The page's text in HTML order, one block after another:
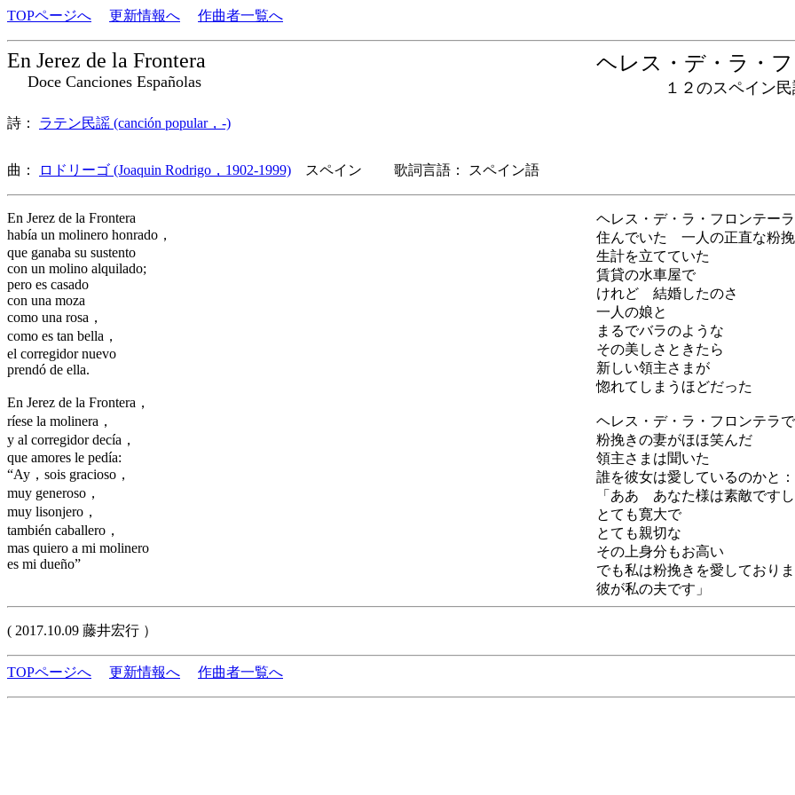
TOPページへ 更新情報へ 作曲者一覧へ
En Jerez de la Frontera
Doce Canciones Españolas
ヘレス・デ・ラ・
１２のスペイン民
詩： ラテン民謡 (canción popular，-)
曲： ロドリーゴ (Joaquin Rodrigo，1902-1999) スペイン 歌詞言語： スペイン語
En Jerez de la Frontera
había un molinero honrado，
que ganaba su sustento
con un molino alquilado;
pero es casado
con una moza
como una rosa，
como es tan bella，
el corregidor nuevo
prendó de ella.
En Jerez de la Frontera，
ríese la molinera，
y al corregidor decía，
que amores le pedía:
“Ay，sois gracioso，
muy generoso，
muy lisonjero，
también caballero，
mas quiero a mi molinero
es mi dueño”
ヘレス・デ・ラ・フロンテー
住んでいた 一人の正直な粉
生計を立てていた
賃貸の水車屋で
けれど 結婚したのさ
一人の娘と
まるでバラのような
その美しさときたら
新しい領主さまが
惚れてしまうほどだった
ヘレス・デ・ラ・フロンテラ
粉挽きの妻がほほ笑んだ
領主さまは聞いた
誰を彼女は愛しているのかと：
「ああ あなた様は素敵ですし
とても寛大で
とても親切な
その上身分もお高い
でも私は粉挽きを愛しており
彼が私の夫です」
( 2017.10.09 藤井宏行 ）
TOPページへ 更新情報へ 作曲者一覧へ